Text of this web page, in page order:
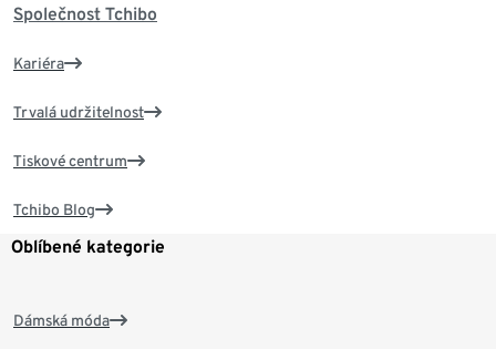
Společnost Tchibo
Kariéra
Trvalá udržitelnost
Tiskové centrum
Tchibo Blog
Oblíbené kategorie
Dámská móda